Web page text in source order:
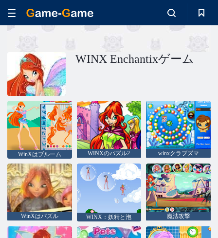
WINX Enchantixゲーム
WinXはブルーム WINXのパズル2 winxクラブズマ
WinXはパズル WINX：妖精と泡 魔法攻撃